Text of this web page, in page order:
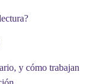
y cómo trabajan